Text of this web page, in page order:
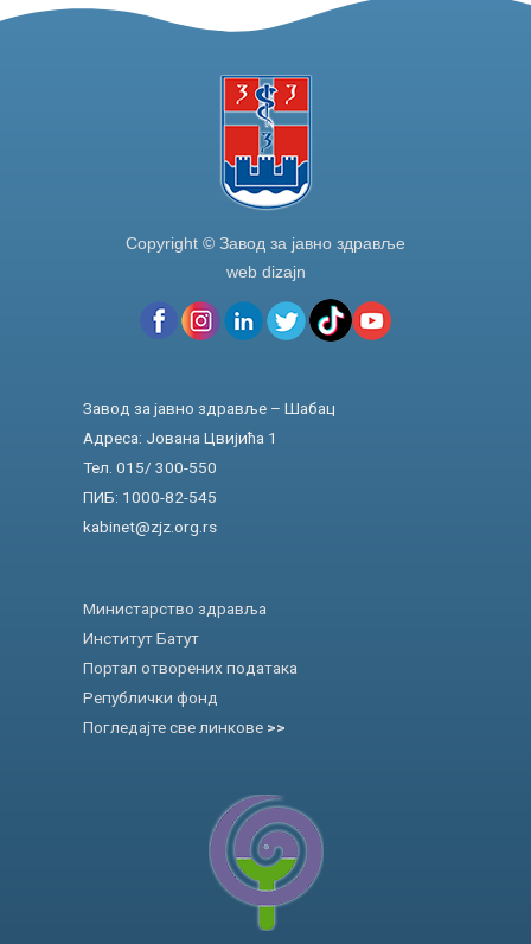
o
Copyright © Завод за јавно здравље
web dizajn
Завод за јавно здравље – Шабац
Адреса: Јована Цвијића 1
Тел. 015/ 300-550
ПИБ: 1000-82-545
kabinet@zjz.org.rs
Министарство здравља
Институт Батут
Портал отворених података
Републички фонд
Погледајте све линкове >>